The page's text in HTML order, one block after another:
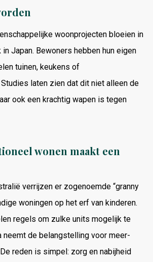
woonprojecten bloeien in
in Japan. Bewoners hebben hun eigen
tuinen, keukens of
laten zien dat dit niet alleen de
ook een krachtig wapen is tegen
wonen maakt een
verrijzen er zogenoemde “granny
woningen op het erf van kinderen.
regels om zulke units mogelijk te
neemt de belangstelling voor meer-
reden is simpel: zorg en nabijheid